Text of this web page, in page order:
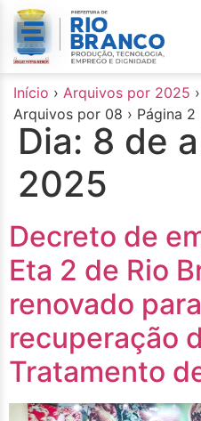
conteúdo
Início › Arquivos por 2025 ›
Arquivos por 08 › Página 2
Dia: 8 de
2025
Decreto de
Eta 2 de Rio
renovado
recuperação
Tratamento